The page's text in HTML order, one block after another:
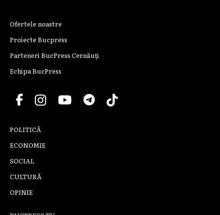
Ofertele noastre
Proiecte Bucpress
Parteneri BucPress Cernăuți
Echipa BucPress
POLITICĂ
ECONOMIE
SOCIAL
CULTURĂ
OPINIE